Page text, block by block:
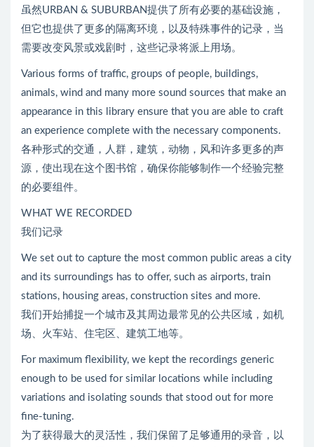
虽然URBAN & SUBURBAN提供了所有必要的基础设施，
但它也提供了更多的隔离环境，以及特殊事件的记录，当
需要改变风景或戏剧时，这些记录将派上用场。
Various forms of traffic, groups of people, buildings,
animals, wind and many more sound sources that make an
appearance in this library ensure that you are able to craft
an experience complete with the necessary components.
各种形式的交通，人群，建筑，动物，风和许多更多的声
源，使出现在这个图书馆，确保你能够制作一个经验完整
的必要组件。
WHAT WE RECORDED
我们记录
We set out to capture the most common public areas a city
and its surroundings has to offer, such as airports, train
stations, housing areas, construction sites and more.
我们开始捕捉一个城市及其周边最常见的公共区域，如机
场、火车站、住宅区、建筑工地等。
For maximum flexibility, we kept the recordings generic
enough to be used for similar locations while including
variations and isolating sounds that stood out for more
fine-tuning.
为了获得最大的灵活性，我们保留了足够通用的录音，以